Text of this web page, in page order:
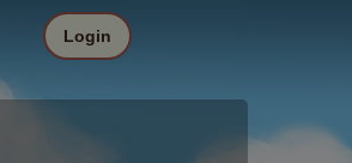
Login